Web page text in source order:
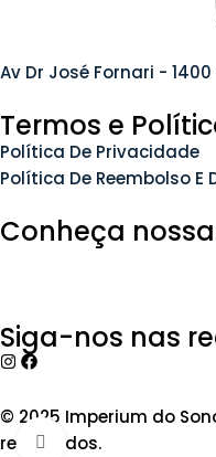
Clique Para Ampliar
Av Dr José Fornari - 1400
Termos e
Política De Privacidade
Política De Reembolso E
Conheça
Siga-nos nas
© 2025 Imperium do
reservados.